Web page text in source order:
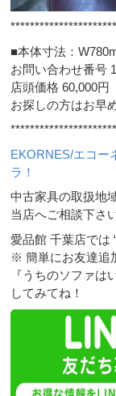
■本体寸法：
お問い合わせ番号
店頭価格 60,000円
お探しの方はお早
EKORNES/エコー
ラ！
中古家具の取扱地
当店へご相談下さ
愛品館 千葉店では
※ 簡単にお友達追
『うちのソファは
してみてね！